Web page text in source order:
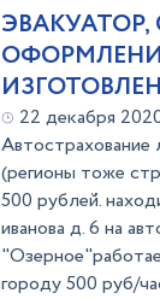
22 декабря
Автострахование
(регионы тоже
500 рублей.
иванова д. 6 на
городу 500 руб/